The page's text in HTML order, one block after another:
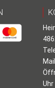
Uhr